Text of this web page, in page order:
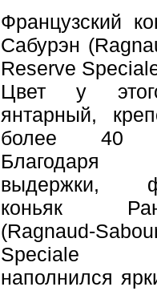
Французский
Сабурэн
Reserve
Цвет у
янтарный,
более 40
Благодаря
выдержки,
коньяк
(Ragnaud-
Speciale
наполнился